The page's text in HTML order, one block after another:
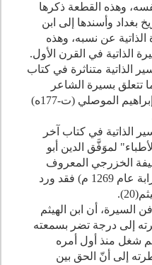
وهذه القطعة ذكرها
بغداد وأسندها إلى ابن
الذاتية عن نسبه، وهذه
الذاتية في القرن الأول.
الذاتية متناثرة في كتاب
تتعلق بسيرة الشاعر
الموصلي (ت-177ه)
الذاتية في كتاب آخر
لموَفَّق الدين أبو
الخزرجي المعروف
عام1269 م) فقد ورد
20
).
أن ابن الهيثم
إلى درجة تضر بسمعته
شغل منذ أول أمره
إلى أنّ الحق بين